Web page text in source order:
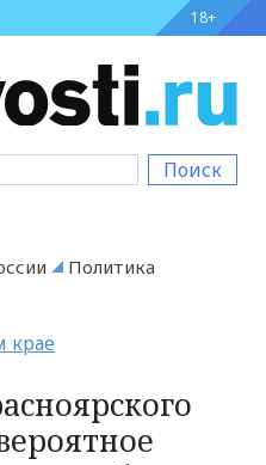
18+
Поиск
Политика
крае